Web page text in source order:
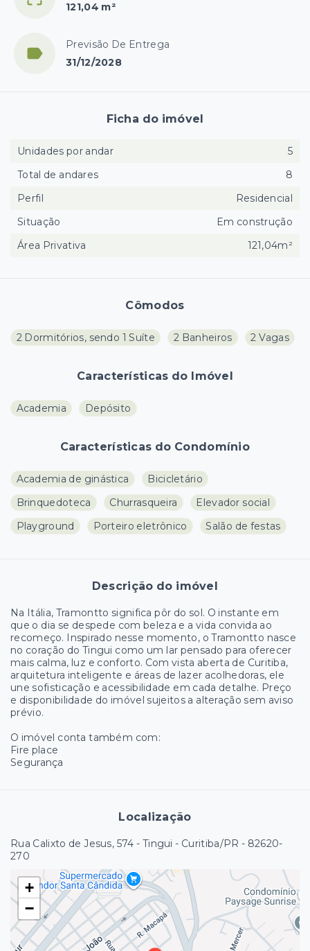
121,04 m²
Previsão De Entrega
31/12/2028
Cômodos
2 Dormitórios, sendo 1 Suíte 2 Banheiros 2 Vagas
Características do Imóvel
Academia Depósito
Características do Condomínio
Academia de ginástica
Bicicletário
Brinquedoteca
Churrasqueira
Elevador social
Playground
Porteiro eletrônico Salão de festas
Descrição do imóvel
Na Itália, Tramontto significa pôr do sol. O instante em
que o dia se despede com beleza e a vida convida ao
recomeço. Inspirado nesse momento, o Tramontto nasce
no coração do Tingui como um lar pensado para oferecer
mais calma, luz e conforto. Com vista aberta de Curitiba,
arquitetura inteligente e áreas de lazer acolhedoras, ele
une sofisticação e acessibilidade em cada detalhe. Preço
e disponibilidade do imóvel sujeitos a alteração sem aviso
prévio.
O imóvel conta também com:
Fire place
Segurança
Localização
Rua Calixto de Jesus, 574 - Tingui - Curitiba/PR - 82620-
270
+
−
Ficha do imóvel
Unidades por andar
5
Total de andares
8
Perfil
Residencial
Situação
Em construção
Área Privativa
121,04m²